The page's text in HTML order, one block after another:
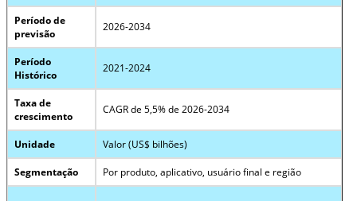
Período de
previsão
2026-2034
Período
Histórico
2021-2024
Taxa de
crescimento
CAGR de 5,5% de 2026-2034
Unidade Valor (US$ bilhões)
Segmentação Por produto, aplicativo, usuário final e região